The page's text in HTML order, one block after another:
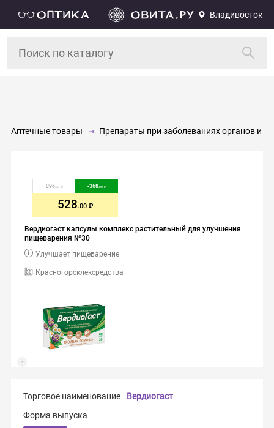
Владивосток
Аптечные товары Препараты при заболеваниях органов и
Вердиогаст капсулы комплекс растительный для улучшения
пищеварения №30
Красногорсклексредства
Улучшает пищеварение
896.00 -368.00
528.00
Торговое наименование
Вердиогаст
Форма выпуска